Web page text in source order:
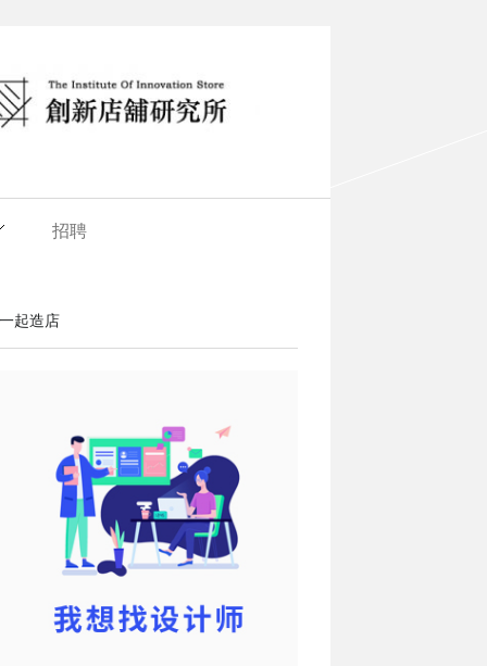
招聘
起造店